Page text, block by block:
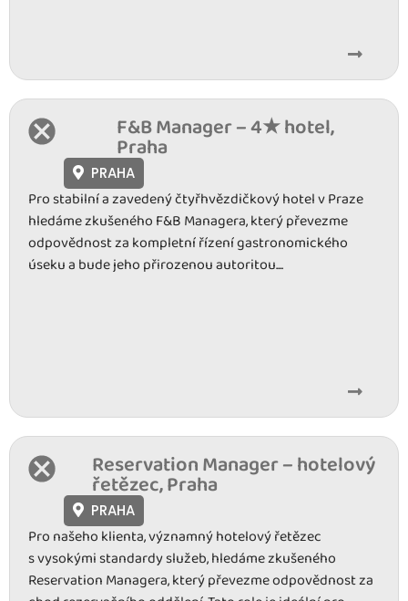
F&B Manager – 4★ hotel,
Praha
PRAHA
Pro stabilní a zavedený čtyřhvězdičkový hotel v Praze
hledáme zkušeného F&B Managera, který převezme
odpovědnost za kompletní řízení gastronomického
úseku a bude jeho přirozenou autoritou....
Reservation Manager – hotelový
řetězec, Praha
PRAHA
Pro našeho klienta, významný hotelový řetězec
s vysokými standardy služeb, hledáme zkušeného
Reservation Managera, který převezme odpovědnost za